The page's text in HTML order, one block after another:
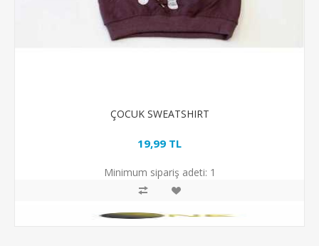
ÇOCUK SWEATSHIRT
19,99 TL
Minimum sipariş adeti: 1